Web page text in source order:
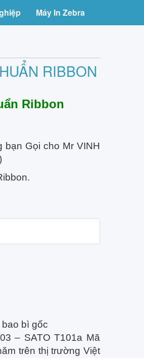
Máy In Zebra
RIBBON
Ribbon
bạn Gọi cho Mr VINH
bì gốc
– SATO T101a Mã
trên thị trường Việt